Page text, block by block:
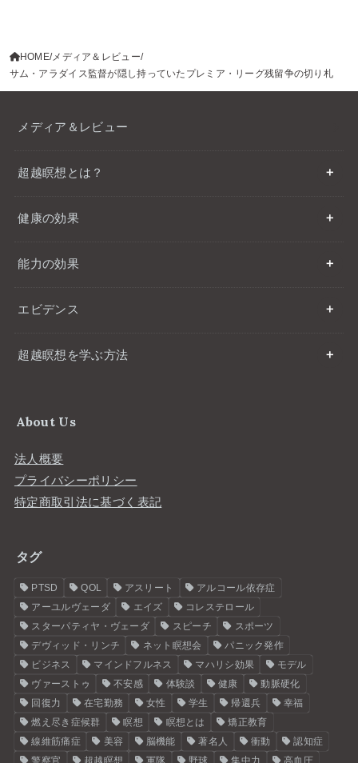
HOME メディア＆レビュー
サム・アラダイス監督が隠し持っていたプレミア・リーグ残留争の切り札
メディア＆レビュー
超越瞑想とは？
健康の効果
能力の効果
エビデンス
超越瞑想を学ぶ方法
About Us
法人概要
プライバシーポリシー
特定商取引法に基づく表記
タグ
PTSD QOL アスリート
アルコール依存症
アーユルヴェーダ
エイズ
コレステロール
スターパティヤ・ヴェーダ
スピーチ
スポーツ
デヴィッド・リンチ
ネット瞑想会
パニック発作
ビジネス
マインドフルネス マハリシ効果
モデル
ヴァーストゥ
不安感 体験談 健康
動脈硬化
回復力
在宅勤務 女性 学生 帰還兵
幸福
燃え尽き症候群
瞑想 瞑想とは
矯正教育
線維筋痛症
美容 脳機能 著名人 衝動
認知症
警察官
超越瞑想 軍隊 野球 集中力 高血圧